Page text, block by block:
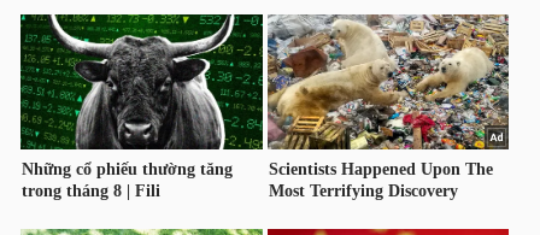
TRUY
XUẤT
DỮ
LIỆU